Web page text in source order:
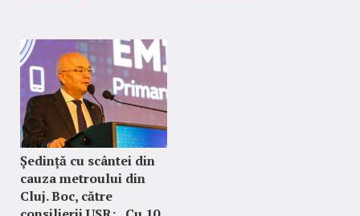
Ședință cu scântei din
cauza metroului din
Cluj. Boc, către